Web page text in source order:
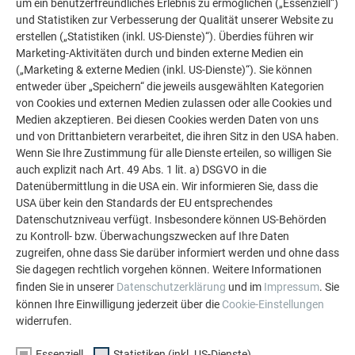
MEHR REFERENZEN ANSEHEN
Kostenlos PREFA Prospekte bestellen
um ein benutzerfreundliches Erlebnis zu ermöglichen („Essenziell“)
und Statistiken zur Verbesserung der Qualität unserer Website zu
erstellen („Statistiken (inkl. US-Dienste)“). Überdies führen wir
Marketing-Aktivitäten durch und binden externe Medien ein
(„Marketing & externe Medien (inkl. US-Dienste)“). Sie können
entweder über „Speichern“ die jeweils ausgewählten Kategorien
von Cookies und externen Medien zulassen oder alle Cookies und
Medien akzeptieren. Bei diesen Cookies werden Daten von uns
und von Drittanbietern verarbeitet, die ihren Sitz in den USA haben.
Wenn Sie Ihre Zustimmung für alle Dienste erteilen, so willigen Sie
auch explizit nach Art. 49 Abs. 1 lit. a) DSGVO in die
Datenübermittlung in die USA ein. Wir informieren Sie, dass die
USA über kein den Standards der EU entsprechendes
Datenschutzniveau verfügt. Insbesondere können US-Behörden
zu Kontroll- bzw. Überwachungszwecken auf Ihre Daten
zugreifen, ohne dass Sie darüber informiert werden und ohne dass
Sie dagegen rechtlich vorgehen können. Weitere Informationen
finden Sie in unserer Datenschutzerklärung und im Impressum. Sie
können Ihre Einwilligung jederzeit über die Cookie-Einstellungen
widerrufen.